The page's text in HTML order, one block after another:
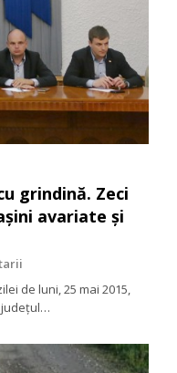
grindină. Zeci
avariate și
de luni, 25 mai 2015,
judeţul…